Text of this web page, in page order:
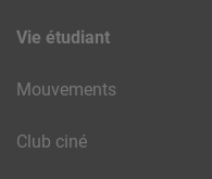
Vie étudiant
Mouvements
Club ciné